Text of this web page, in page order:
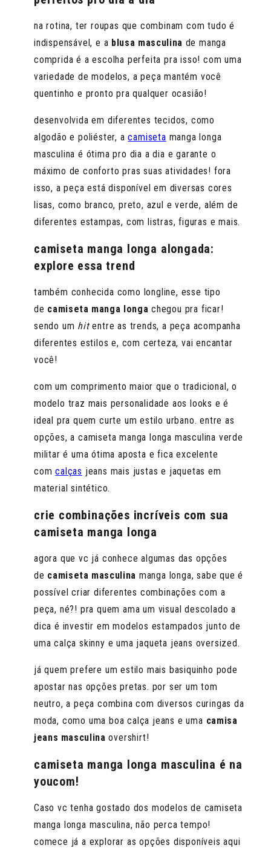
na rotina, ter roupas que combinam com tudo é
indispensável, e a blusa masculina de manga
comprida é a escolha perfeita pra isso! com uma
variedade de modelos, a peça mantém você
quentinho e pronto pra qualquer ocasião!
desenvolvida em diferentes tecidos, como
algodão e poliéster, acamiseta manga longa
masculina é ótima pro dia a dia e garante o
máximo de conforto pras suas atividades! fora
isso, a peça está disponível em diversas cores
lisas, como branco, preto, azul e verde, além de
diferentes estampas, com listras, figuras e mais.
camiseta manga longa alongada:
explore essa trend
também conhecida como longline, esse tipo
de camiseta manga longa chegou pra ficar!
sendo um hitentre as trends, a peça acompanha
diferentes estilos e, com certeza, vai encantar
você!
com um comprimento maior que o tradicional, o
modelo traz mais personalidade aos looks e é
ideal pra quem curte um estilo urbano. entre as
opções, a camiseta manga longa masculina verde
militar é uma ótima aposta e fica excelente
comcalças jeans mais justas e jaquetas em
material sintético.
crie combinações incríveis com sua
camiseta manga longa
agora que vc já conhece algumas das opções
de camiseta masculina manga longa, sabe que é
possível criar diferentes combinações com a
peça, né?! pra quem ama um visual descolado a
dica é investir em modelos estampados junto de
uma calça skinny e uma jaqueta jeans oversized.
já quem prefere um estilo mais basiquinho pode
apostar nas opções pretas. por ser um tom
neutro, a peça combina com diversos curingas da
moda, como uma boa calça jeans e uma camisa
jeans masculina overshirt!
camiseta manga longa masculina é na
youcom!
Caso vc tenha gostado dos modelos de camiseta
manga longa masculina, não perca tempo!
comece já a explorar as opções disponíveis aqui